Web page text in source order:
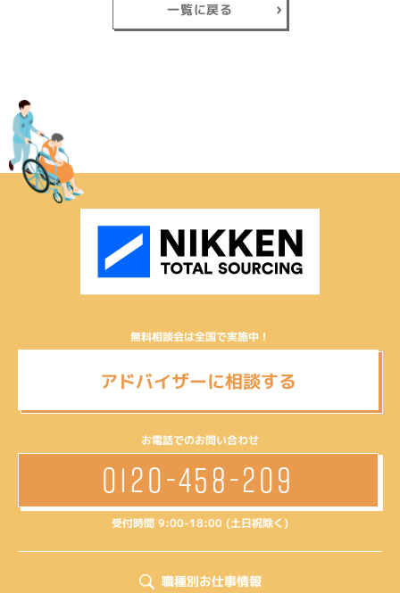
一覧に戻る
無料相談会は全国で実施中！
アドバイザーに相談する
お電話でのお問い合わせ
0120-458-209
受付時間 9:00-18:00 (土日祝除く)
職種別お仕事情報